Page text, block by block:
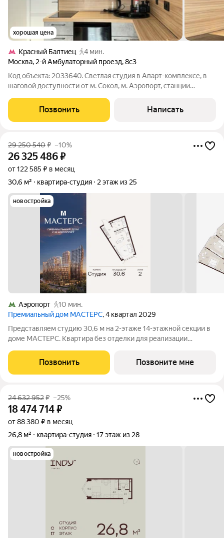
хорошая цена
Красный Балтиец
4 мин.
Москва, 2-й Амбулаторный проезд,8с3
Код объекта: 2033640. Светлая студия в Апарт-комплексе, в
шаговой доступности от м. Сокол, м. Аэропорт, станции
видеонаблюдение. Своя территория, бесплатная охраняемая
наземная парковка на территории.
Позвонить Написать
29 250 540₽ –10%
26 325 486₽
от 122 585 ₽ в месяц
30,6 м²
квартира-студия 2 этаж из 25
новостройка
Аэропорт
10 мин.
Премиальный дом МАСТЕРС, 4 квартал 2029
Представляем студию 30,6 м на 2-этаже 14-этажной секции в
доме МАСТЕРС. Квартира без отделки для реализации
Подробности в офисе отдела продаж. - Виды на двор
Транспортная доступность: - 10 мин.
Позвонить Позвоните мне
24 632 952₽ –25%
18 474 714₽
от 88 380 ₽ в месяц
26,8 м²
квартира-студия 17 этаж из 28
новостройка